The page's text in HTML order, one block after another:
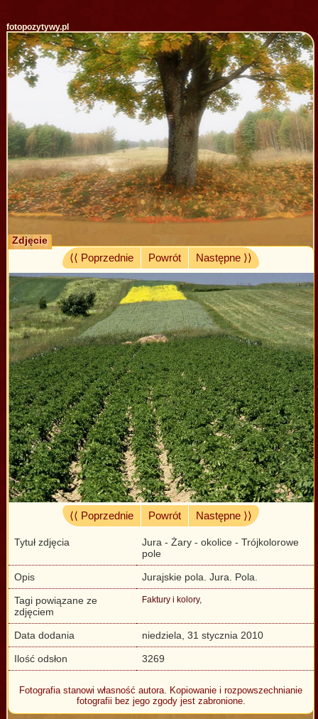
fotopozytywy.pl
Zdjęcie
⟨⟨ Poprzednie
Powrót Następne ⟩⟩
⟨⟨ Poprzednie Powrót Następne ⟩⟩
Tytuł zdjęcia
Jura - Żary - okolice - Trójkolorowe
pole
Opis Jurajskie pola. Jura. Pola.
Tagi powiązane ze
zdjęciem
Faktury i kolory,
Data dodania niedziela, 31 stycznia 2010
Ilość odsłon 3269
Fotografia stanowi własność autora. Kopiowanie i rozpowszechnianie
fotografii bez jego zgody jest zabronione.